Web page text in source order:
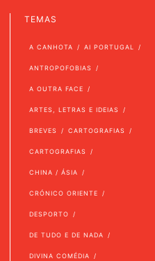
TEMAS
A CANHOTA AI PORTUGAL
ANTROPOFOBIAS
A OUTRA FACE
ARTES, LETRAS E IDEIAS
BREVES CARTOGRAFIAS
CARTOGRAFIAS
CHINA / ÁSIA
CRÓNICO ORIENTE
DESPORTO
DE TUDO E DE NADA
DIVINA COMÉDIA